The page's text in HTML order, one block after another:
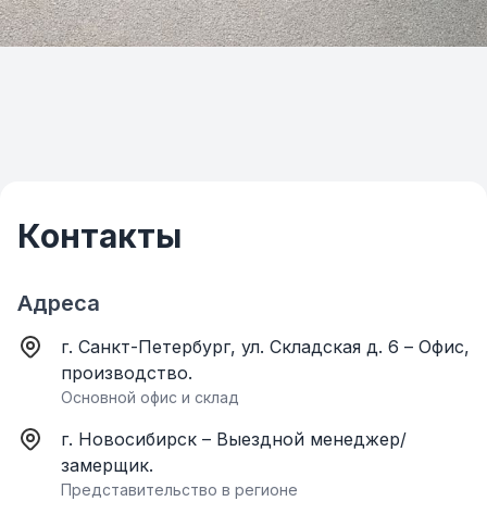
Контакты
Адреса
г. Санкт-Петербург, ул. Складская д. 6 – Офис,
производство.
Основной офис и склад
г. Новосибирск – Выездной менеджер/
замерщик.
Представительство в регионе